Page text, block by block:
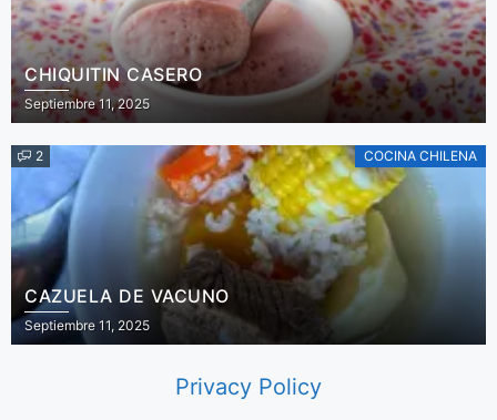
CHIQUITIN CASERO
Septiembre 11, 2025
2 COCINA CHILENA
CAZUELA DE VACUNO
Septiembre 11, 2025
Privacy Policy